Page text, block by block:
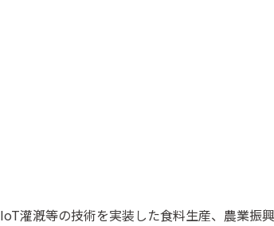
灌漑等の技術を実装した食料生産、農業振興